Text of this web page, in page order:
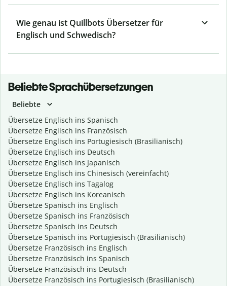
Wie genau ist Quillbots Übersetzer für
Englisch und Schwedisch?
Beliebte Sprachübersetzungen
Beliebte
Übersetze Englisch ins Spanisch
Übersetze Englisch ins Französisch
Übersetze Englisch ins Portugiesisch (Brasilianisch)
Übersetze Englisch ins Deutsch
Übersetze Englisch ins Japanisch
Übersetze Englisch ins Chinesisch (vereinfacht)
Übersetze Englisch ins Tagalog
Übersetze Englisch ins Koreanisch
Übersetze Spanisch ins Englisch
Übersetze Spanisch ins Französisch
Übersetze Spanisch ins Deutsch
Übersetze Spanisch ins Portugiesisch (Brasilianisch)
Übersetze Französisch ins Englisch
Übersetze Französisch ins Spanisch
Übersetze Französisch ins Deutsch
Übersetze Französisch ins Portugiesisch (Brasilianisch)